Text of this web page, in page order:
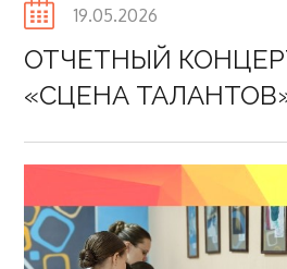
Posted
19.05.2026
ОТЧЕТНЫЙ
«СЦЕНА